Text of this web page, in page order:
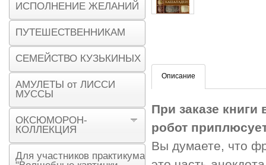
Описание
При заказе
робот
Вы думаете, что
ИСПОЛНЕНИЕ ЖЕЛАНИЙ
ПУТЕШЕСТВЕННИКАМ
СЕМЕЙСТВО КУЗЬКИНЫХ
АМУЛЕТЫ от ЛИССИ
МУССЫ
ОКСЮМОРОН-
КОЛЛЕКЦИЯ
Для участников практикума